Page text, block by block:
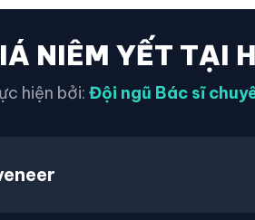
NIÊM YẾT TẠI
hiện bởi: Đội ngũ Bác sĩ